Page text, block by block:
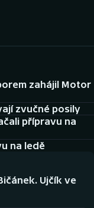
zahájil Motor
zvučné posily
přípravu na
na ledě
Ujčík ve